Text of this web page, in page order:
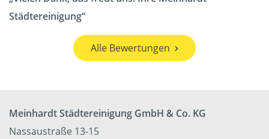
Städtereinigung
Alle Bewertungen
Meinhardt Städtereinigung GmbH & Co. KG
Nassaustraße 13-15